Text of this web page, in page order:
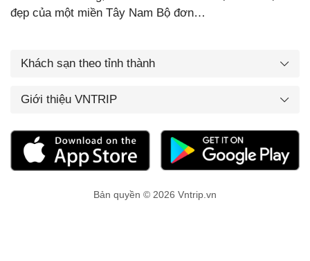
đẹp của một miền Tây Nam Bộ đơn…
Khách sạn theo tỉnh thành
Giới thiệu VNTRIP
Bản quyền © 2026 Vntrip.vn